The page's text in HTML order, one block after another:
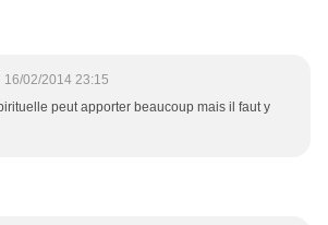
16/02/2014 23:15
peut apporter beaucoup mais il faut y